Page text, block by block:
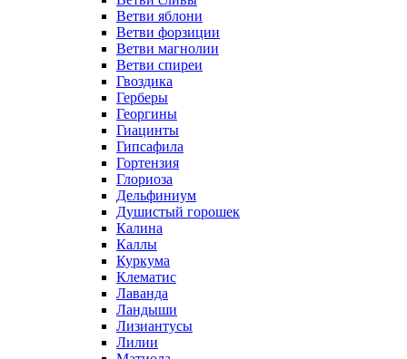
Ветви яблони
Ветви форзиции
Ветви магнолии
Ветви спиреи
Гвоздика
Герберы
Георгины
Гиацинты
Гипсафила
Гортензия
Глориоза
Дельфиниум
Душистый горошек
Калина
Каллы
Куркума
Клематис
Лаванда
Ландыши
Лизиантусы
Лилии